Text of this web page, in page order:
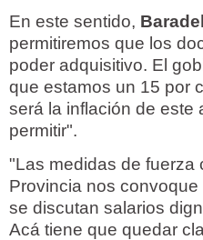
En este sentido, Baradel
permitiremos que los
poder adquisitivo. El
que estamos un 15 por
será la inflación de este
permitir".
"Las medidas de fuerza
Provincia nos
se discutan salarios
Acá tiene que quedar